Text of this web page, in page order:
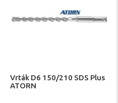
Vrták D6 150/210 SDS Plus
ATORN